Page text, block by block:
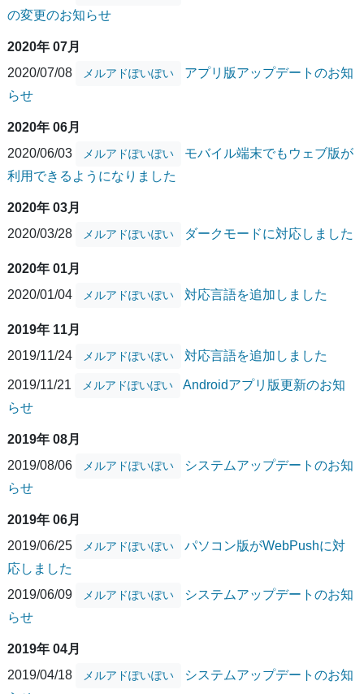
の変更のお知らせ
2020年 07月
2020/07/08
メルアドぽいぽい
アプリ版アップデートのお知
らせ
2020年 06月
2020/06/03
メルアドぽいぽい
モバイル端末でもウェブ版が
利用できるようになりました
2020年 03月
2020/03/28
メルアドぽいぽい ダークモードに対応しました
2020年 01月
2020/01/04
メルアドぽいぽい 対応言語を追加しました
2019年 11月
2019/11/24
メルアドぽいぽい 対応言語を追加しました
2019/11/21 メルアドぽいぽい
Androidアプリ版更新のお知
らせ
2019年 08月
2019/08/06
メルアドぽいぽい
システムアップデートのお知
らせ
2019年 06月
2019/06/25
メルアドぽいぽい
パソコン版がWebPushに対
応しました
2019/06/09
メルアドぽいぽい
システムアップデートのお知
らせ
2019年 04月
2019/04/18
メルアドぽいぽい
システムアップデートのお知